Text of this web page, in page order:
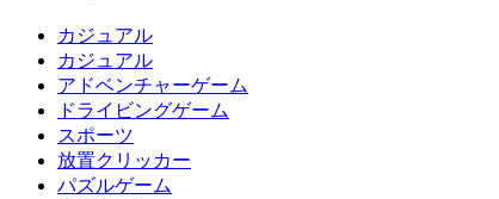
カジュアル
カジュアル
アドベンチャーゲーム
ドライビングゲーム
スポーツ
放置クリッカー
パズルゲーム